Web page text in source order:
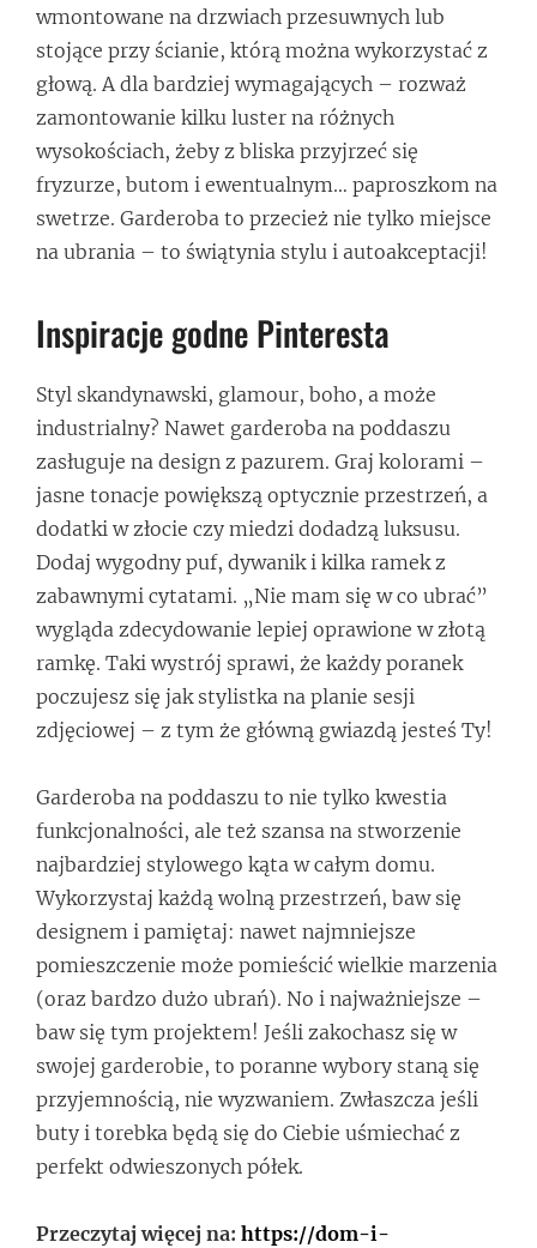
wmontowane na drzwiach przesuwnych lub
stojące przy ścianie, którą można wykorzystać z
głową. A dla bardziej wymagających – rozważ
zamontowanie kilku luster na różnych
wysokościach, żeby z bliska przyjrzeć się
fryzurze, butom i ewentualnym… paproszkom na
swetrze. Garderoba to przecież nie tylko miejsce
na ubrania – to świątynia stylu i autoakceptacji!
Inspiracje godne Pinteresta
Styl skandynawski, glamour, boho, a może
industrialny? Nawet garderoba na poddaszu
zasługuje na design z pazurem. Graj kolorami –
jasne tonacje powiększą optycznie przestrzeń, a
dodatki w złocie czy miedzi dodadzą luksusu.
Dodaj wygodny puf, dywanik i kilka ramek z
zabawnymi cytatami. „Nie mam się w co ubrać”
wygląda zdecydowanie lepiej oprawione w złotą
ramkę. Taki wystrój sprawi, że każdy poranek
poczujesz się jak stylistka na planie sesji
zdjęciowej – z tym że główną gwiazdą jesteś Ty!
Garderoba na poddaszu to nie tylko kwestia
funkcjonalności, ale też szansa na stworzenie
najbardziej stylowego kąta w całym domu.
Wykorzystaj każdą wolną przestrzeń, baw się
designem i pamiętaj: nawet najmniejsze
pomieszczenie może pomieścić wielkie marzenia
(oraz bardzo dużo ubrań). No i najważniejsze –
baw się tym projektem! Jeśli zakochasz się w
swojej garderobie, to poranne wybory staną się
przyjemnością, nie wyzwaniem. Zwłaszcza jeśli
buty i torebka będą się do Ciebie uśmiechać z
perfekt odwieszonych półek.
Przeczytaj więcej na: https://dom-i-